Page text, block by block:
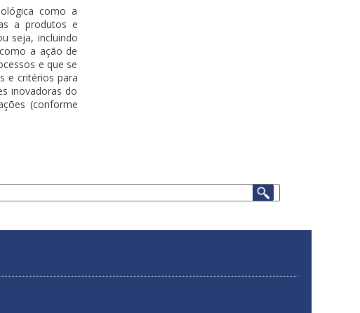
como a
a produtos e
seja, incluindo
a ação de
e que se
e critérios para
inovadoras do
(conforme